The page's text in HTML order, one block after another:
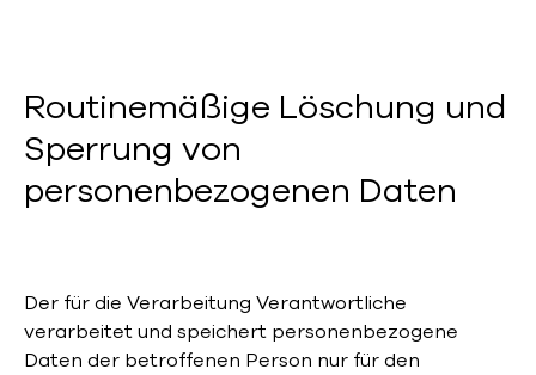
Routinemäßige Löschung und
Sperrung von
personenbezogenen Daten
Der für die Verarbeitung Verantwortliche
verarbeitet und speichert personenbezogene
Daten der betroffenen Person nur für den